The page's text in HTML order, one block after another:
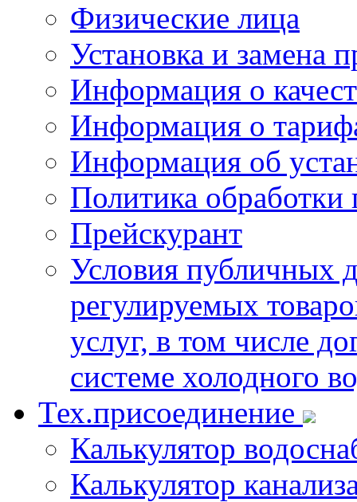
Физические лица
Установка и замена
Информация о
Информация о
Информация об
Политика
Прейскурант
Условия публичных
регулируемых
услуг, в том числе
системе холодного
Тех.присоединение
Калькулятор
Калькулятор